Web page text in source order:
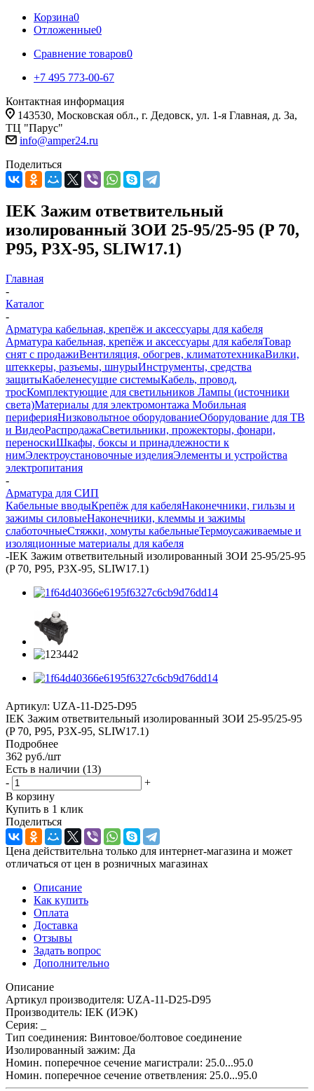
Корзина0
Отложенные0
Сравнение товаров0
+7 495 773-00-67
Контактная информация
143530, Московская обл., г. Дедовск, ул. 1-я Главная, д. 3а,
ТЦ "Парус"
info@amper24.ru
Поделиться
IEK Зажим ответвительный
изолированный ЗОИ 25-95/25-95 (P 70,
P95, P3X-95, SLIW17.1)
Главная
-
Каталог
-
Арматура кабельная, крепёж и аксессуары для кабеля
Арматура кабельная, крепёж и аксессуары для кабеляТовар
снят с продажиВентиляция, обогрев, климатотехникаВилки,
штеккеры, разъемы, шнурыИнструменты, средства
защитыКабеленесущие системыКабель, провод,
тросКомплектующие для светильников Лампы (источники
света)Материалы для электромонтажа Мобильная
периферияНизковольтное оборудованиеОборудование для ТВ
и ВидеоРаспродажаСветильники, прожекторы, фонари,
переноскиШкафы, боксы и принадлежности к
нимЭлектроустановочные изделияЭлементы и устройства
электропитания
-
Арматура для СИП
Кабельные вводыКрепёж для кабеляНаконечники, гильзы и
зажимы силовыеНаконечники, клеммы и зажимы
слаботочныеСтяжки, хомуты кабельныеТермоусаживаемые и
изоляционные материалы для кабеля
-IEK Зажим ответвительный изолированный ЗОИ 25-95/25-95
(P 70, P95, P3X-95, SLIW17.1)
Артикул: UZA-11-D25-D95
IEK Зажим ответвительный изолированный ЗОИ 25-95/25-95
(P 70, P95, P3X-95, SLIW17.1)
Подробнее
362 руб./шт
Есть в наличии (13)
-
+
В корзину
Купить в 1 клик
Поделиться
Цена действительна только для интернет-магазина и может
отличаться от цен в розничных магазинах
Описание
Как купить
Оплата
Доставка
Отзывы
Задать вопрос
Дополнительно
Описание
Артикул производителя: UZA-11-D25-D95
Производитель: IEK (ИЭК)
Серия: _
Тип соединения: Винтовое/болтовое соединение
Изолированный зажим: Да
Номин. поперечное сечение магистрали: 25.0...95.0
Номин. поперечное сечение ответвления: 25.0...95.0